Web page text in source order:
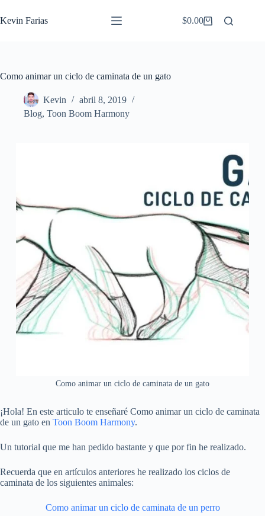
al
contenido
Kevin Farias
Carro
$0.00
Como animar un ciclo de caminata de un gato
Kevin
abril 8, 2019
Blog, Toon Boom Harmony
Como animar un ciclo de caminata de un gato
¡Hola! En este articulo te enseñaré Como animar un ciclo de caminata
de un gato en Toon Boom Harmony.
Un tutorial que me han pedido bastante y que por fin he realizado.
Recuerda que en artículos anteriores he realizado los ciclos de
caminata de los siguientes animales:
Como animar un ciclo de caminata de un perro